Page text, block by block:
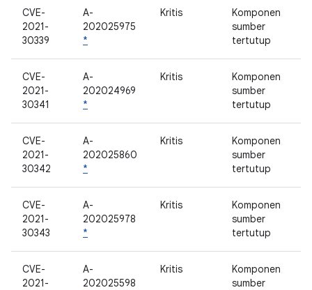
CVE-
2021-
30339
A-
202025975
*
Kritis
Komponen
sumber
tertutup
CVE-
2021-
30341
A-
202024969
*
Kritis
Komponen
sumber
tertutup
CVE-
2021-
30342
A-
202025860
*
Kritis
Komponen
sumber
tertutup
CVE-
2021-
30343
A-
202025978
*
Kritis
Komponen
sumber
tertutup
CVE-
2021-
A-
202025598
Kritis
Komponen
sumber